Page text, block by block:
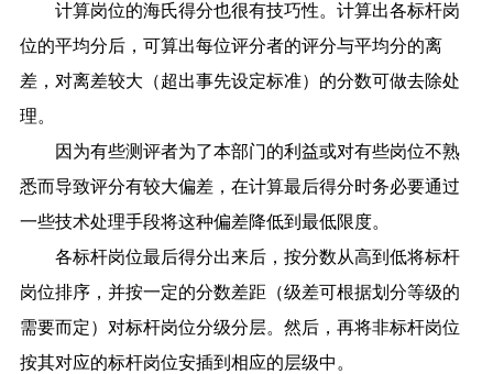
计算岗位的海氏得分也很有技巧性。计算出各标杆岗
位的平均分后，可算出每位评分者的评分与平均分的离
差，对离差较大（超出事先设定标准）的分数可做去除处
理。
因为有些测评者为了本部门的利益或对有些岗位不熟
悉而导致评分有较大偏差，在计算最后得分时务必要通过
一些技术处理手段将这种偏差降低到最低限度。
各标杆岗位最后得分出来后，按分数从高到低将标杆
岗位排序，并按一定的分数差距（级差可根据划分等级的
需要而定）对标杆岗位分级分层。然后，再将非标杆岗位
按其对应的标杆岗位安插到相应的层级中。